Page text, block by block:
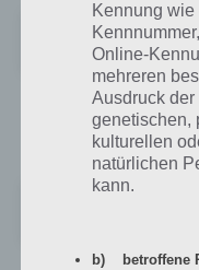
TuneIn
Preis:
Im Google Play Store
TuneIn
Kennung
Online-
mehreren
Ausdruck
genetischen,
kulturellen
natürlichen
kann.
b) betroffene